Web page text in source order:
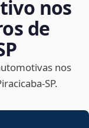
nos
de
nos